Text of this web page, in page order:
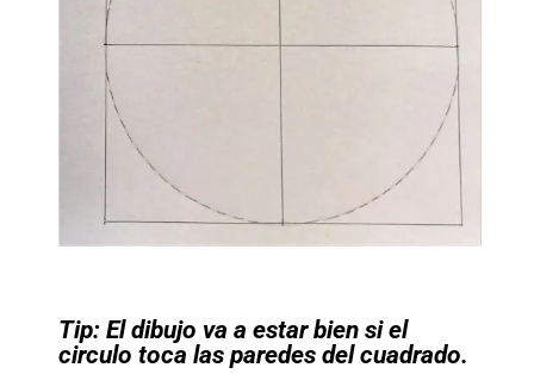
Tip: El dibujo va a estar bien si el
circulo toca las paredes del cuadrado.